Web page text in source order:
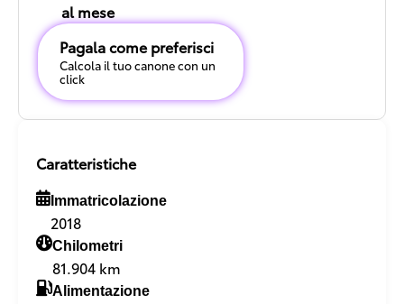
al mese
Pagala come preferisci
Calcola il tuo canone con un
click
Caratteristiche
Immatricolazione
2018
Chilometri
81.904 km
Alimentazione